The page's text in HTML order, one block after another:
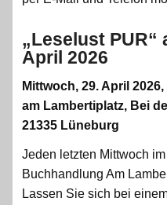
„Leselust PUR“
April 2026
Mittwoch, 29. April
am Lambertiplatz, Bei
21335 Lüneburg
Jeden letzten Mittwoch
Buchhandlung Am
Lassen Sie sich bei